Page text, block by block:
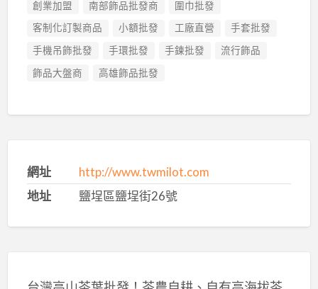
創業加盟
南部飾品批發商
圍巾批發
客制化訂製商品
小額批發 工廠直營
手套批發
手機吊飾批發
手環批發 手鍊批發
流行飾品
飾品大盤商
高雄飾品批發
網址
http://www.twmilot.com
地址
鹽埕區鹽埕街26號